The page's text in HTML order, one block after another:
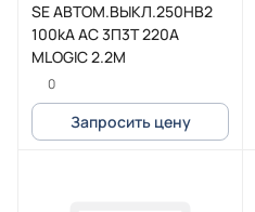
SE АВТОМ.ВЫКЛ.250HB2
100kA AC 3П3Т 220A
MLOGIC 2.2M
0
Запросить цену